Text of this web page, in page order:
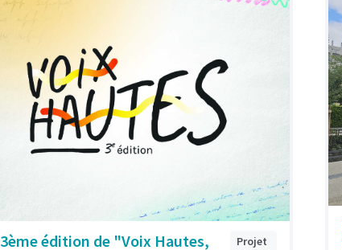
3ème édition de "Voix Hautes,
Projet